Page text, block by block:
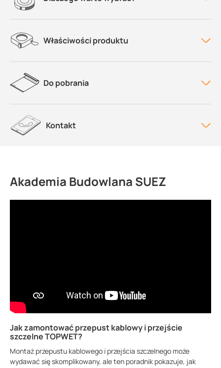
Właściwości produktu
Do pobrania
Kontakt
Akademia Budowlana SUEZ
Jak zamontować przepust kablowy i przejście
szczelne TOPWET?
Montaż przepustu kablowego i przejścia szczelnego może
wydawać się skomplikowany, ale ten poradnik pokazuje, jak